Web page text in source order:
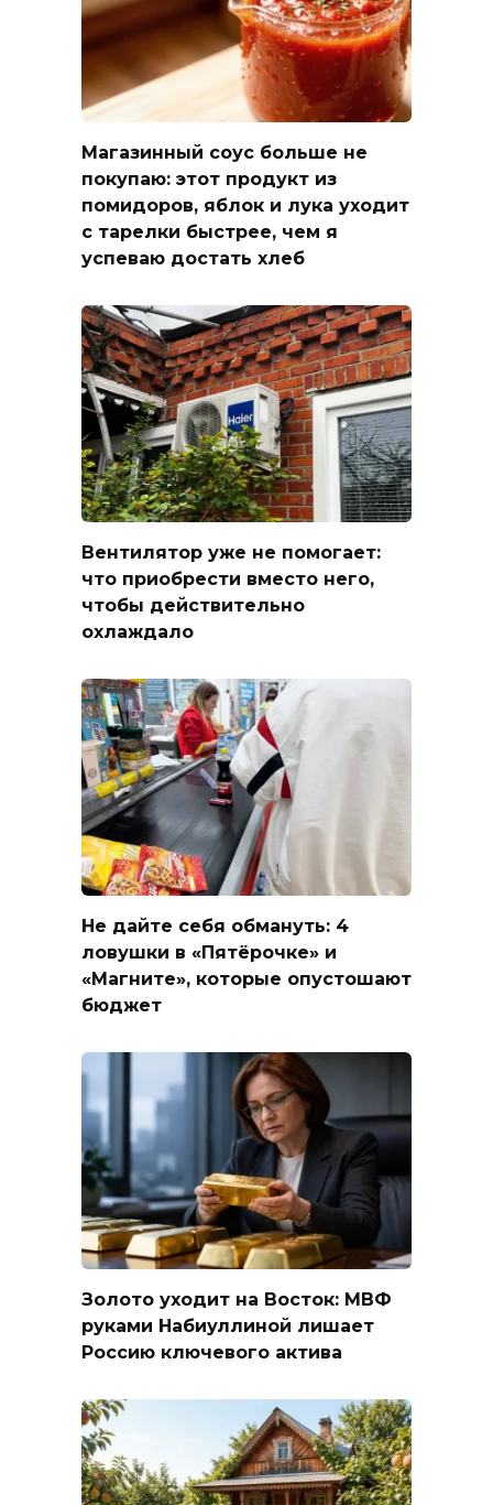
Магазинный соус больше не
покупаю: этот продукт из
помидоров, яблок и лука уходит
с тарелки быстрее, чем я
успеваю достать хлеб
Вентилятор уже не помогает:
что приобрести вместо него,
чтобы действительно
охлаждало
Не дайте себя обмануть: 4
ловушки в «Пятёрочке» и
«Магните», которые опустошают
бюджет
Золото уходит на Восток: МВФ
руками Набиуллиной лишает
Россию ключевого актива